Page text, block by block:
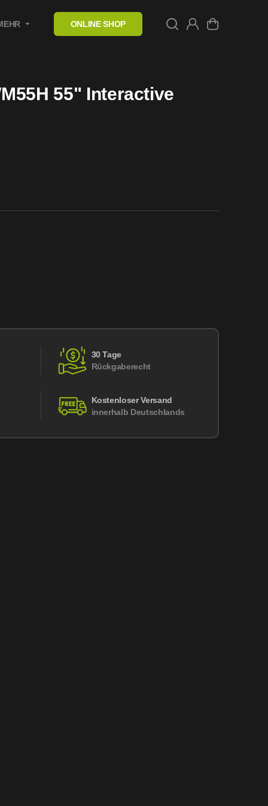
ONLINE SHOP
55" Interactive
30 Tage
Rückgaberecht
Kostenloser Versand
innerhalb Deutschlands